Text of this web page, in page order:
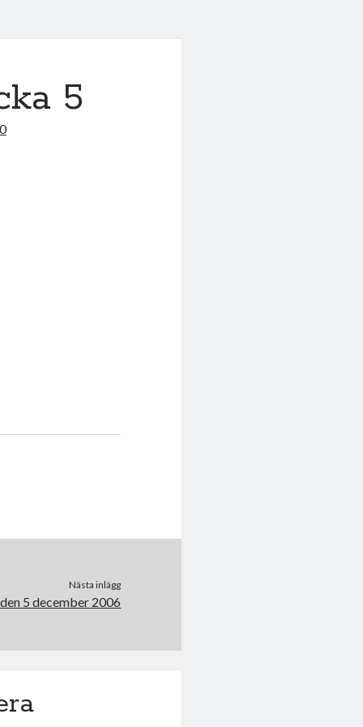
5
Nästa inlägg
5 december 2006